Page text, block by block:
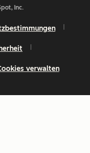
Inc.
verwalten